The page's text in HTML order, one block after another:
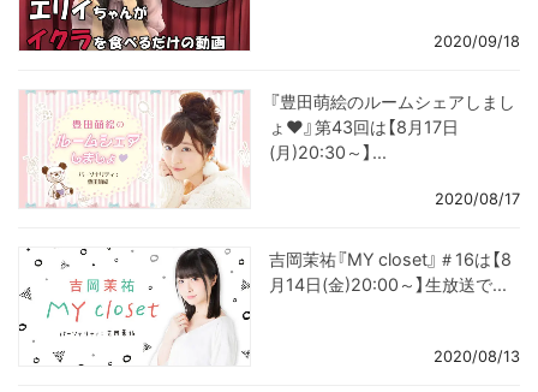
2020/09/18
『豊田萌絵のルームシェアしまし
ょ♥』第43回は【8月17日
(月)20:30～】...
2020/08/17
吉岡茉祐『MY closet』＃16は【8
月14日(金)20:00～】生放送で...
2020/08/13